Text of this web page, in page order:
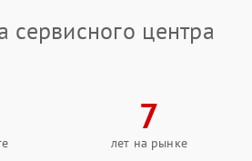
сервисного центра
7
лет на рынке